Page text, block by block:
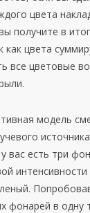
цвета
получите в
как цвета
все цветовые
модель
вас есть три
фонарей в одну